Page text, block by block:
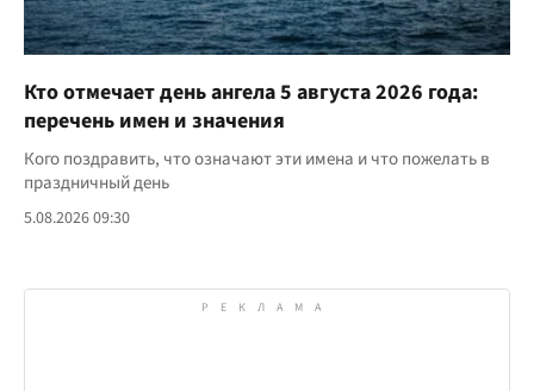
Кто отмечает день ангела 5 августа 2026 года:
перечень имен и значения
Кого поздравить, что означают эти имена и что пожелать в
праздничный день
5.08.2026 09:30